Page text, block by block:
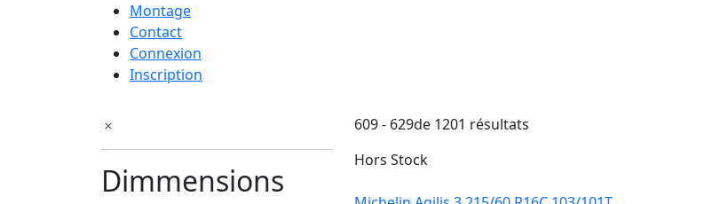
Montage
Contact
Connexion
Inscription
Dimmensions
609 - 629de 1201 résultats
Hors Stock